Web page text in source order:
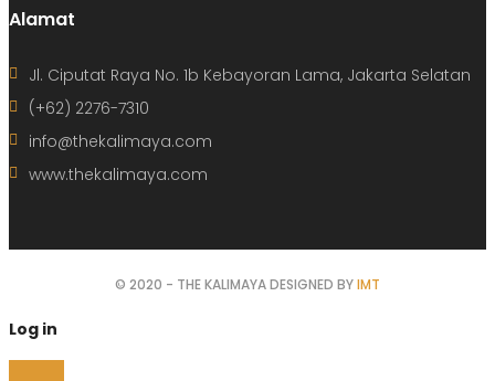
Alamat
Jl. Ciputat Raya No. 1b Kebayoran Lama, Jakarta Selatan
(+62) 2276-7310
info@thekalimaya.com
www.thekalimaya.com
© 2020 - THE KALIMAYA DESIGNED BYIMT
Log in